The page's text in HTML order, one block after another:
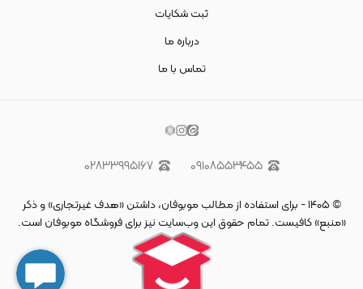
ثبت شکایات
درباره ما
تماس با ما
۰۹۱۰۸۵۵۳۴۵۵ ۰۲۸۳۳۹۹۵۱۶۷
©۱۴۰۵- برای استفاده از مطالب موبوفان، داشتن «هدف غیرتجاری» و ذکر
«منبع» کافیست. تمام حقوق اين وب‌سايت نیز برای فروشگاه موبوفان است.